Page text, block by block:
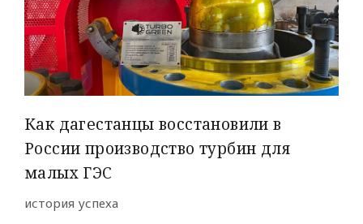
Как дагестанцы восстановили в
России производство турбин для
малых ГЭС
история успеха